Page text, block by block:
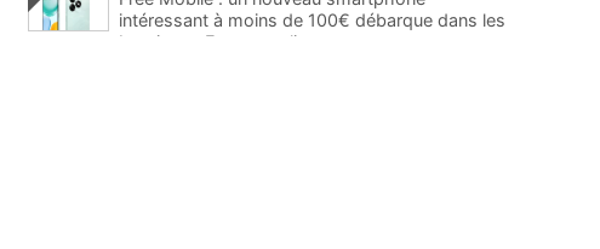
intéressant à moins de 100€ débarque dans les
boutiques Free et en ligne